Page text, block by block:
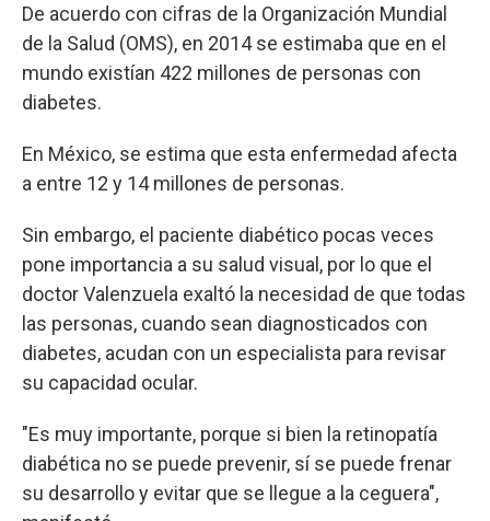
De acuerdo con cifras de la Organización Mundial
de la Salud (OMS), en 2014 se estimaba que en el
mundo existían 422 millones de personas con
diabetes.
En México, se estima que esta enfermedad afecta
a entre 12 y 14 millones de personas.
Sin embargo, el paciente diabético pocas veces
pone importancia a su salud visual, por lo que el
doctor Valenzuela exaltó la necesidad de que todas
las personas, cuando sean diagnosticados con
diabetes, acudan con un especialista para revisar
su capacidad ocular.
"Es muy importante, porque si bien la retinopatía
diabética no se puede prevenir, sí se puede frenar
su desarrollo y evitar que se llegue a la ceguera",